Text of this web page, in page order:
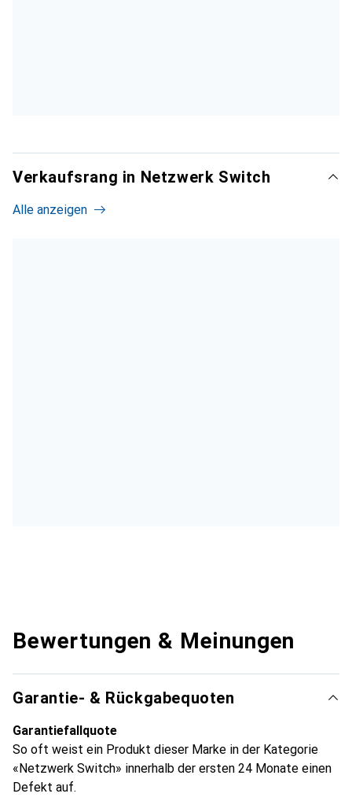
Verkaufsrang in Netzwerk Switch
Alle anzeigen
Bewertungen & Meinungen
Garantie- & Rückgabequoten
Garantiefallquote
So oft weist ein Produkt dieser Marke in der Kategorie
«Netzwerk Switch» innerhalb der ersten 24 Monate einen
Defekt auf.